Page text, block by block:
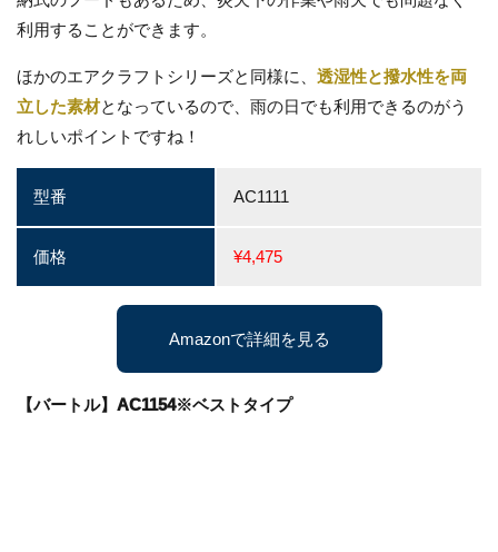
利用することができます。
ほかのエアクラフトシリーズと同様に、 透湿性と撥水性を両
立した素材となっているので、雨の日でも利用できるのがう
れしいポイントですね！
型番 AC1111
価格 ¥4,475
Amazonで詳細を見る
【バートル】AC1154※ベストタイプ